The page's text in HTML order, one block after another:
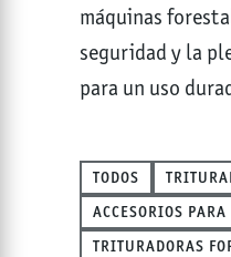
máquinas
seguridad y la
para un uso
TODOS
ACCESORIOS
TRITURADORAS